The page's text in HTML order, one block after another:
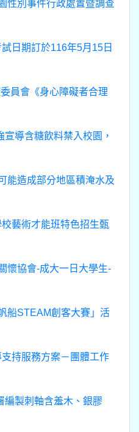
性別事件行政處置暨調查
日期訂於116年5月15日
員會《身心障礙者合理
宣導含糖飲料禁入校園，
能造成部分地區積淹水及
藝術才能班特色招生甄
懷協會-成大一日大學生-
船STEAM創客大賽」活
持服務方案－團體工作
編製刺軸含羞木、銀膠